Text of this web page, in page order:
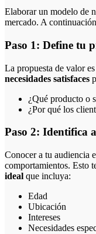
Elaborar un modelo de
mercado. A
Paso 1: Define tu
La propuesta de valor
necesidades satisfaces
¿Qué producto o
¿Por qué los
Paso 2: Identifica
Conocer a tu audiencia
comportamientos. Esto
ideal que incluya:
Edad
Ubicación
Intereses
Necesidades